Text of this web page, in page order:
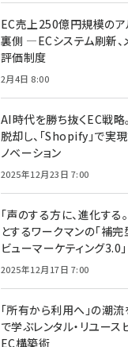
EC売上250億円規模の
裏側 ―ECシステム刷新、
評価制度
2月4日 8:00
AI時代を勝ち抜くEC戦略
脱却し、「Shopify」で実
ノベーション
2025年12月23日 7:00
「声のする方に、進化す
とするワークマンの「補完
ビューマーケティング3.0
2025年12月17日 7:00
「所有から利用へ」の潮
で学ぶレンタル・リユー
EC構築術